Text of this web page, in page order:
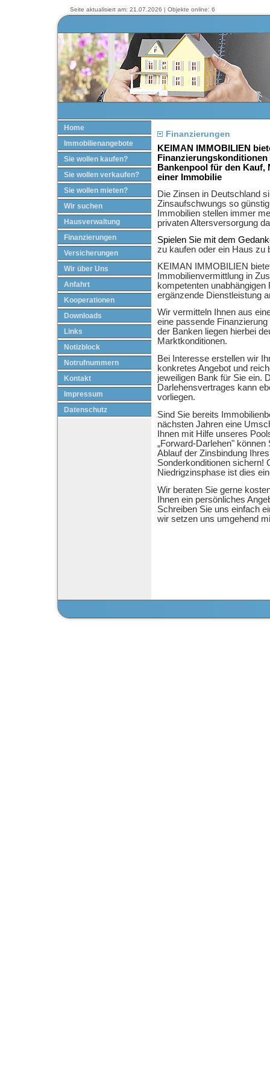
Seite aktualisiert am: 21.07.2026 | Objekte online: 6
Home
Immobilienangebote
Sie wollen kaufen?
Sie wollen verkaufen?
Sie wollen mieten?
Wir suchen
Hausverwaltung
Finanzierungen
Versicherungen
Wir über Uns
Anfahrt
Kooperationen
Downloads
Links
Notizblock
Notrufnummern
Kontakt
Impressum
Datenschutz
Finanzierungen
KEIMAN IMMOBILIEN
Bankenpool für den Kauf,
einer Immobilie
Die Zinsen in Deutschland
Zinsaufschwungs so
Immobilien stellen immer
privaten Altersversorgung
Spielen Sie mit dem
zu kaufen oder ein Haus zu
KEIMAN IMMOBILIEN
Immobilienvermittlung in
kompetenten
ergänzende Dienstleistung
Wir vermitteln Ihnen aus
eine passende
der Banken liegen hierbei
Marktkonditionen.
Bei Interesse erstellen wir
konkretes Angebot und
jeweiligen Bank für Sie ein.
Darlehensvertrages kann
vorliegen.
Sind Sie bereits
nächsten Jahren eine
Ihnen mit Hilfe unseres
„Forward-Darlehen"
Ablauf der Zinsbindung
Sonderkonditionen sichern!
Niedrigzinsphase ist dies
Wir beraten Sie gerne
Ihnen ein persönliches
Schreiben Sie uns einfach
wir setzen uns umgehend